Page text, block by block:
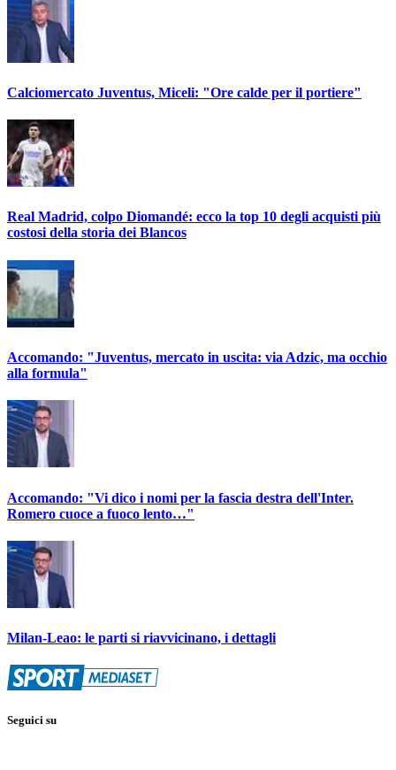
Calciomercato Juventus, Miceli: "Ore calde per il portiere"
Real Madrid, colpo Diomandé: ecco la top 10 degli acquisti più
costosi della storia dei Blancos
Accomando: "Juventus, mercato in uscita: via Adzic, ma occhio
alla formula"
Accomando: "Vi dico i nomi per la fascia destra dell'Inter.
Romero cuoce a fuoco lento…"
Milan-Leao: le parti si riavvicinano, i dettagli
Seguici su